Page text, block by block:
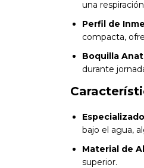
una
Perfil de
compacta,
Boquilla
durante
bajo el agua,
Material de
superior.